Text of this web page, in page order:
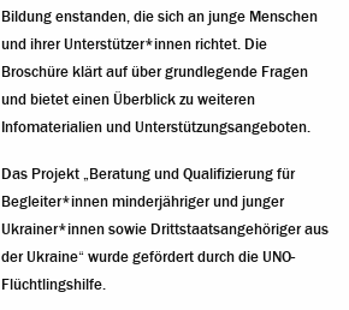
Bildung enstanden, die sich an junge Menschen
und ihrer Unterstützer*innen richtet. Die
Broschüre klärt auf über grundlegende Fragen
und bietet einen Überblick zu weiteren
Infomaterialien und Unterstützungsangeboten.
Das Projekt „Beratung und Qualifizierung für
Begleiter*innen minderjähriger und junger
Ukrainer*innen sowie Drittstaatsangehöriger aus
der Ukraine“ wurde gefördert durch die UNO-
Flüchtlingshilfe.